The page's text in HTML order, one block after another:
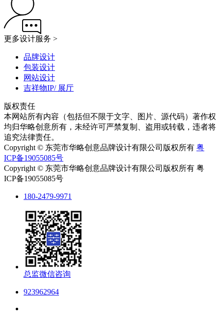
更多设计服务 >
品牌设计
包装设计
网站设计
吉祥物IP/ 展厅
版权责任
本网站所有内容（包括但不限于文字、图片、源代码）著作权
均归华略创意所有，未经许可严禁复制、盗用或转载，违者将
追究法律责任。
Copyright © 东莞市华略创意品牌设计有限公司版权所有 粤
ICP备19055085号
Copyright © 东莞市华略创意品牌设计有限公司版权所有 粤
ICP备19055085号
180-2479-9971
总监微信咨询
923962964